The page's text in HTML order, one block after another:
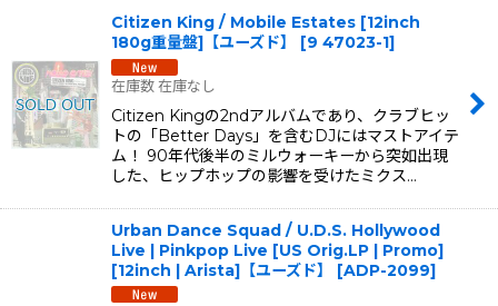
Citizen King / Mobile Estates [12inch
180g重量盤]【ユーズド】
[9 47023-1]
在庫数 在庫なし
Citizen Kingの2ndアルバムであり、クラブヒッ
トの「Better Days」を含むDJにはマストアイテ
ム！ 90年代後半のミルウォーキーから突如出現
した、ヒップホップの影響を受けたミクス…
Urban Dance Squad / U.D.S. Hollywood
Live | Pinkpop Live [US Orig.LP | Promo]
[12inch | Arista]【ユーズド】
[ADP-2099]